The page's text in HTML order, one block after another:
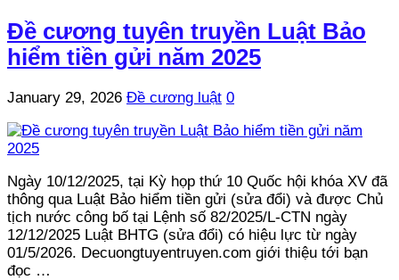
Đề cương tuyên truyền Luật Bảo
hiểm tiền gửi năm 2025
January 29, 2026 Đề cương luật 0
Ngày 10/12/2025, tại Kỳ họp thứ 10 Quốc hội khóa XV đã
thông qua Luật Bảo hiểm tiền gửi (sửa đổi) và được Chủ
tịch nước công bố tại Lệnh số 82/2025/L-CTN ngày
12/12/2025 Luật BHTG (sửa đổi) có hiệu lực từ ngày
01/5/2026. Decuongtuyentruyen.com giới thiệu tới bạn
đọc …